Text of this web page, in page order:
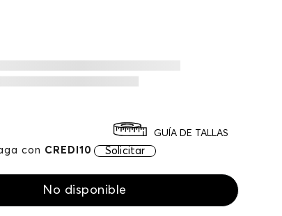
con CREDI10 Solicitar
GUÍA DE TALLAS
No disponible